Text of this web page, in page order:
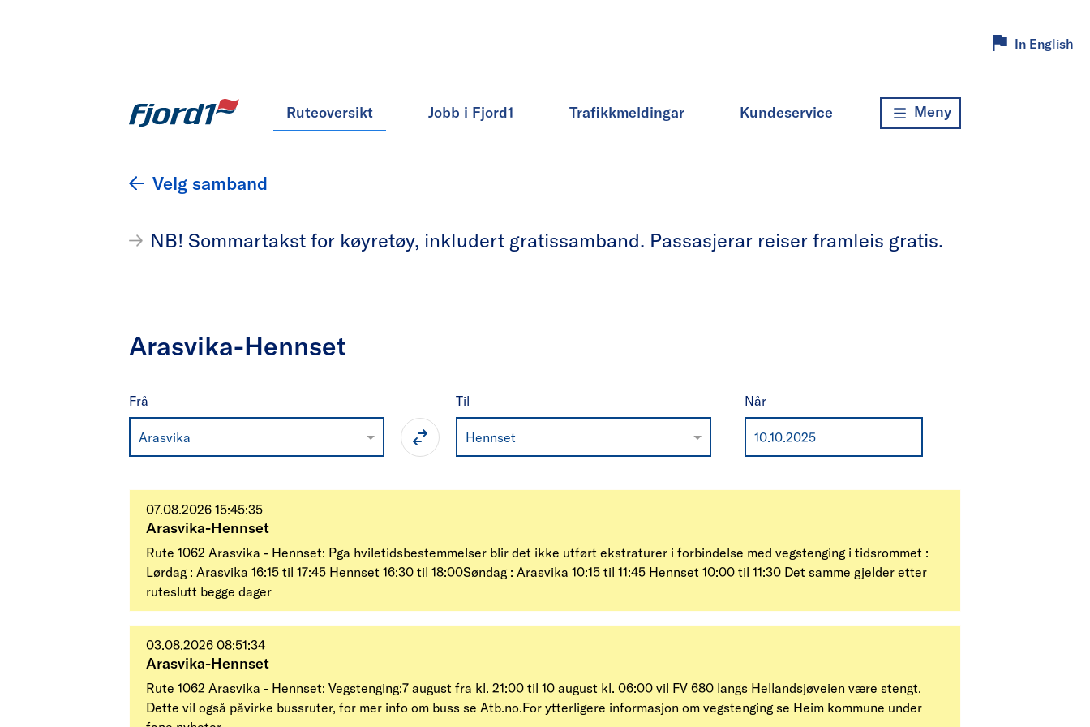
In English
Ruteoversikt Jobb i Fjord1 Trafikkmeldingar Kundeservice Meny
Velg samband
NB! Sommartakst for køyretøy, inkludert gratissamband. Passasjerar reiser framleis gratis.
Arasvika-Hennset
Frå
Arasvika
Til
Hennset
Når
07.08.2026 15:45:35
Arasvika-Hennset
Rute 1062 Arasvika - Hennset: Pga hviletidsbestemmelser blir det ikke utført ekstraturer i forbindelse med vegstenging i tidsrommet :
Lørdag : Arasvika 16:15 til 17:45 Hennset 16:30 til 18:00Søndag : Arasvika 10:15 til 11:45 Hennset 10:00 til 11:30 Det samme gjelder etter
ruteslutt begge dager
03.08.2026 08:51:34
Arasvika-Hennset
Rute 1062 Arasvika - Hennset: Vegstenging:7 august fra kl. 21:00 til 10 august kl. 06:00 vil FV 680 langs Hellandsjøveien være stengt.
Dette vil også påvirke bussruter, for mer info om buss se Atb.no.For ytterligere informasjon om vegstenging se Heim kommune under